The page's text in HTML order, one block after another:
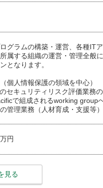
グラムの構築・運営、各種IT
属する組織の運営・管理全般
となります。
個人情報保護の領域を中心）
セキュリティリスク評価業務
で組成されるworking group
管理業務（人材育成・支援等）
円
見る